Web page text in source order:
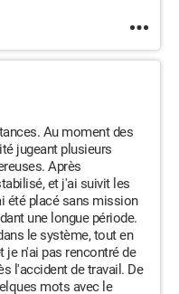
Au moment des
jugeant plusieurs
Après
et j'ai suivit les
été placé sans mission
une longue période.
le système, tout en
je n'ai pas rencontré de
l'accident de travail. De
mots avec le